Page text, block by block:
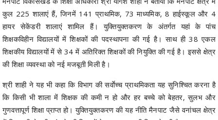
कुल 225 शालाएं हैं, जिनमें 141 प्राथमिक, 73 माध्यमिक, 8 हाईस्कूल और 4
हायर सेकेंडरी शालाएं शामिल हैं। युक्तियुक्तकरण के अंतर्गत यहां के पांच
शिक्षकविहीन विद्यालयों में शिक्षकों की पदस्थापना की गई है। साथ ही 38 एकल
शिक्षकीय विद्यालयों में से 34 में अतिरिक्त शिक्षकों की नियुक्ति की गई है। इससे क्षेत्र
की शिक्षा व्यवस्था को नई मजबूती मिली है।
श्री शाही ने यह भी कहा कि विभाग की सर्वाेच्च प्राथमिकता यह सुनिश्चित करना है
कि किसी भी शाला में शिक्षक की कमी न हो और हर बच्चे को बेहतर, सुलभ और
गुणवत्तापूर्ण शिक्षा प्राप्त हो। युक्तियुक्तकरण की यह नीति मैनपाट जैसे वनांचल क्षेत्र